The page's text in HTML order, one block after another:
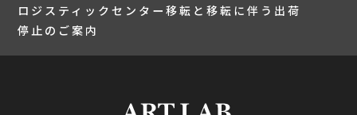
ロジスティックセンター移転と移転に伴う出荷
停止のご案内